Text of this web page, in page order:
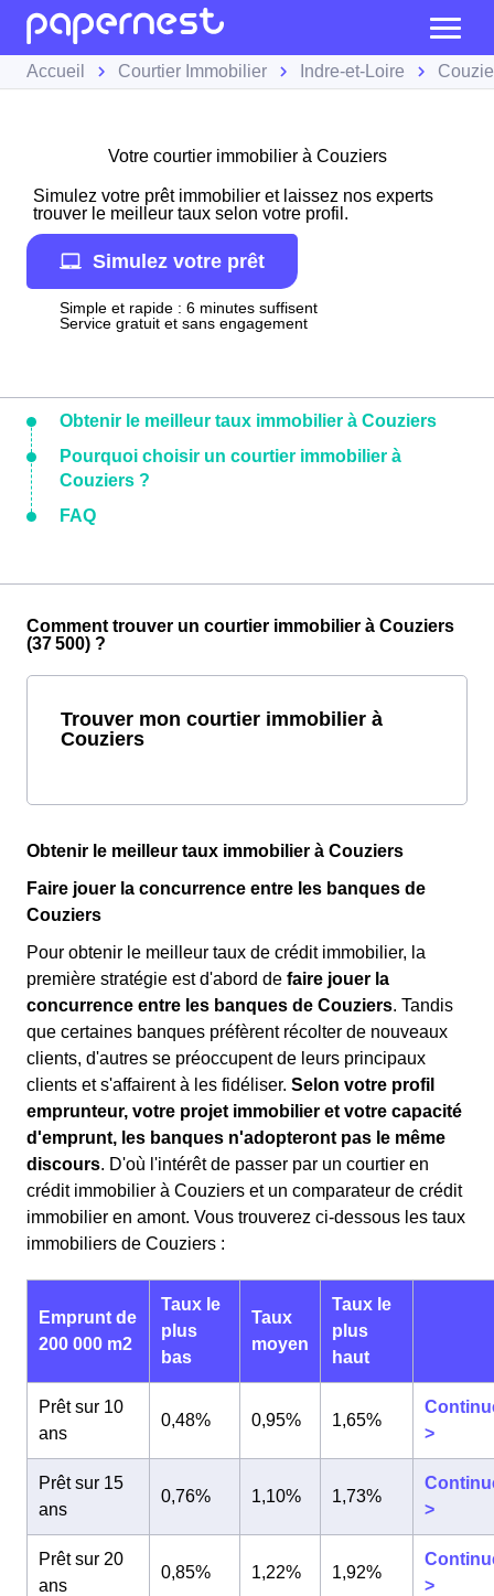
Accueil Courtier Immobilier Indre-et-Loire
Votre courtier immobilier à Couziers
Simulez votre prêt immobilier et laissez nos experts
trouver le meilleur taux selon votre profil.
Simulez votre prêt
Simple et rapide : 6 minutes suffisent
Service gratuit et sans engagement
Obtenir le meilleur taux immobilier à Couziers
Pourquoi choisir un courtier immobilier à
Couziers ?
FAQ
Comment trouver un courtier immobilier à Couziers
(37 500) ?
Trouver mon courtier immobilier à
Couziers
Obtenir le meilleur taux immobilier à Couziers
Faire jouer la concurrence entre les banques de
Couziers
Pour obtenir le meilleur taux de crédit immobilier, la
première stratégie est d'abord de faire jouer la
concurrence entre les banques de Couziers. Tandis
que certaines banques préfèrent récolter de nouveaux
clients, d'autres se préoccupent de leurs principaux
clients et s'affairent à les fidéliser. Selon votre profil
emprunteur, votre projet immobilier et votre capacité
d'emprunt, les banques n'adopteront pas le même
discours. D'où l'intérêt de passer par un courtier en
crédit immobilier à Couziers et un comparateur de crédit
immobilier en amont. Vous trouverez ci-dessous les taux
immobiliers de Couziers :
Emprunt de
200 000 m2
Taux le
plus
bas
Taux
moyen
Taux le
plus
haut
Prêt sur 10
ans
0,48% 0,95% 1,65%
>
Prêt sur 15
ans
0,76% 1,10% 1,73%
>
Prêt sur 20
ans
0,85% 1,22% 1,92%
>